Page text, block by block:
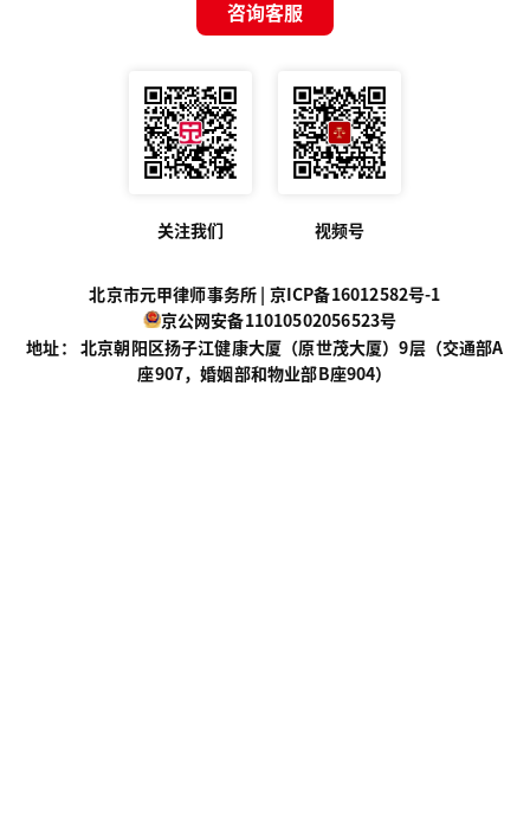
咨询客服
关注我们 视频号
北京市元甲律师事务所 | 京ICP备16012582号-1
京公网安备11010502056523号
地址： 北京朝阳区扬子江健康大厦（原世茂大厦）9层（交通部A
座907，婚姻部和物业部B座904）